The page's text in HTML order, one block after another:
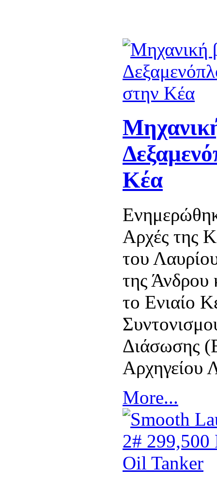
Κέα
Αρχές της
του
της Άνδρου
το Ενιαίο
Διάσωσης
More...